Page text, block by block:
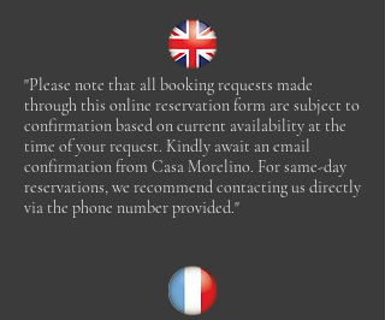
"Please note that all booking requests made
through this online reservation form are subject to
confirmation based on current availability at the
time of your request. Kindly await an email
confirmation from Casa Morelino. For same-day
reservations, we recommend contacting us directly
via the phone number provided."